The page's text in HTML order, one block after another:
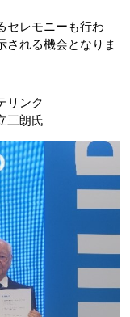
セレモニーも行わ
される機会となりま
リンク
三朗氏